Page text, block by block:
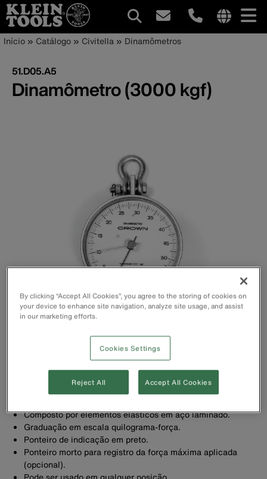
Pular
conteúdo
principal
Navegação
principal
Trilha
de
navegação
Início Catálogo Civitella Dinamômetros
51.D05.A5
Dinamômetro (3000 kgf)
Capacidade de 3000 kgf.
Composto por elementos elásticos em aço laminado.
Graduação em escala quilograma-força.
Ponteiro de indicação em preto.
Ponteiro morto para registro da força máxima aplicada
(opcional).
By clicking “Accept All Cookies”, you agree to the storing of cookies on
your device to enhance site navigation, analyze site usage, and assist
in our marketing efforts.
Cookies Settings
Reject All Accept All Cookies